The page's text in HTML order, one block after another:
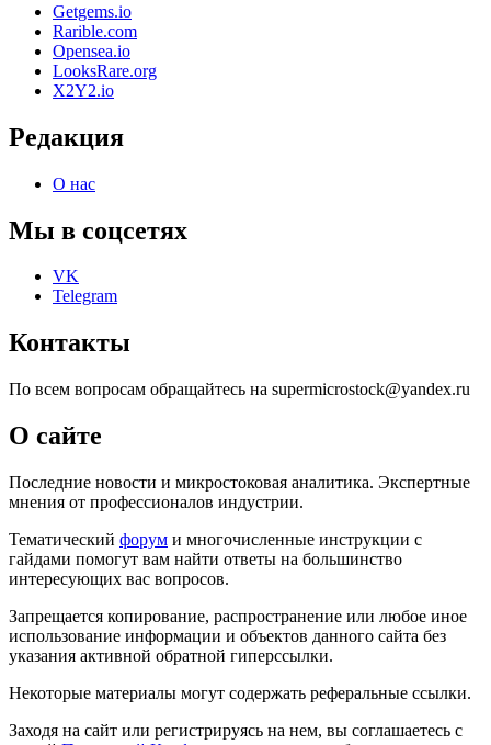
Getgems.io
Rarible.com
Opensea.io
LooksRare.org
X2Y2.io
Редакция
О нас
Мы в соцсетях
VK
Telegram
Контакты
По всем вопросам обращайтесь на supermicrostock@yandex.ru
О сайте
Последние новости и микростоковая аналитика. Экспертные
мнения от профессионалов индустрии.
Тематический форум и многочисленные инструкции с
гайдами помогут вам найти ответы на большинство
интересующих вас вопросов.
Запрещается копирование, распространение или любое иное
использование информации и объектов данного сайта без
указания активной обратной гиперссылки.
Некоторые материалы могут содержать реферальные ссылки.
Заходя на сайт или регистрируясь на нем, вы соглашаетесь с